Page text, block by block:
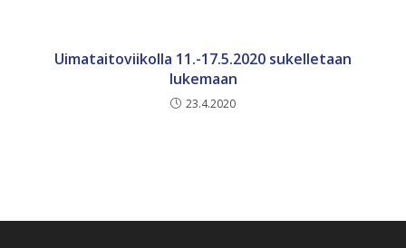
Uimataitoviikolla 11.-17.5.2020 sukelletaan
lukemaan
23.4.2020